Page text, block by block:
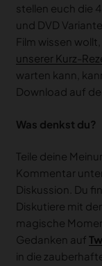
stellen euch die
und DVD
Film wissen
unserer Kurz-
warten kann,
Download auf
Was denkst du?
Teile deine
Kommentar
Diskussion. Du
Diskutiere mit
magische
Gedanken auf
in die